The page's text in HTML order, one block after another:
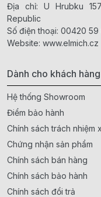
Địa chỉ: U Hrubku
Republic
Số điện thoại: 00420
Website: www.elmich.cz
Dành cho khách hàng
Hệ thống Showroom
Điểm bảo hành
Chính sách trách nhiệm
Chứng nhận sản phẩm
Chính sách bán hàng
Chính sách bảo hành
Chính sách đổi trả